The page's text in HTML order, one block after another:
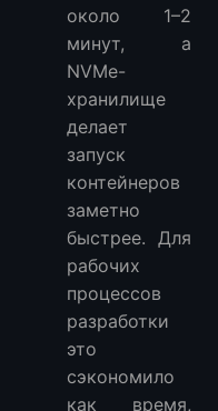
около 1–2
минут, а
NVMe-
хранилище
делает
запуск
контейнеров
заметно
быстрее. Для
рабочих
процессов
разработки
это
сэкономило
как время,